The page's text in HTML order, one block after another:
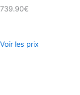
739.90€
Voir les prix